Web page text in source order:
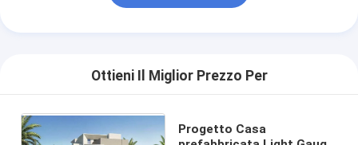
Ottieni Il Miglior Prezzo Per
Progetto Casa